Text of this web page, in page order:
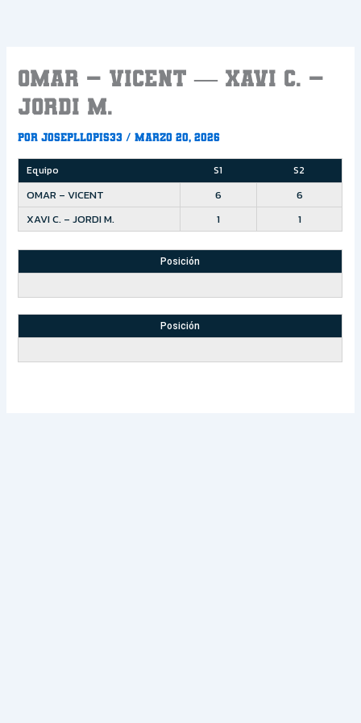
OMAR – VICENT — XAVI C. –
JORDI M.
PorJosepllopis33/marzo 20, 2026
Equipo S1 S2
OMAR – VICENT 6
6
XAVI C. – JORDI M.
1 1
Posición
Posición